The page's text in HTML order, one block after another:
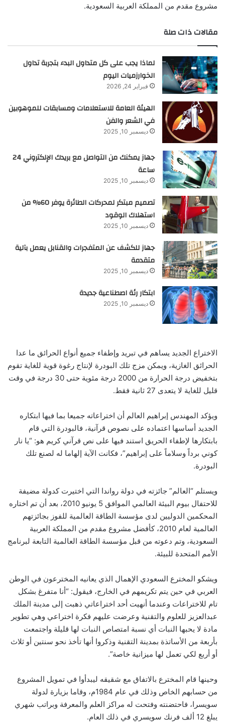
مشروع مقدم من المملكة العربية السعودية.
مقالات ذات صلة
لماذا يجب على كل متداول البدء بتجربة تداول
الخوارزميات اليوم
فبراير 24, 2026
الهيئة العامة للاستعلامات ومسابقات للموهوبين
في الشعر والفن
ديسمبر 10, 2025
جهاز يمكنك من التواصل مع بريدك الإلكتروني 24
ساعة
ديسمبر 10, 2025
تصميم مبتكر لمحركات الطائرة يوفر 60% من
استهلاك الوقود
ديسمبر 10, 2025
جهاز للكشف عن المتفجرات والقنابل يعمل بآلية
متقدمة
ديسمبر 10, 2025
ابتكار رئة اصطناعية جديدة
ديسمبر 10, 2025
الاختراع الجديد يساهم في تبريد وإطفاء جميع أنواع الحرائق ما عدا
الحرائق الغازية، ويمكن مزج تلك البودرة لإنتاج رغوة قوية للغاية تقوم
بتخفيض درجة الحرارة من 2000 درجة مئوية حتى 30 درجة في وقت
قليل للغاية لا يتعدى 27 ثانية فقط.
ويؤكد المهندس إبراهيم العالم أن اختراعاته جميعا بما فيها ابتكاره
الجديد أساسها اعتماده على نصوص قرآنية، فالبودرة التي قام
بابتكارها لإطفاء الحريق استند فيها على نص قرآني كريم هو: “يا نار
كوني برداً وسلاماً على إبراهيم”، فكانت الآية إلهاما له لصنع تلك
البودرة.
ويستلم “العالم” جائزته في دولة رواندا التي اختيرت كدولة مضيفة
للاحتفال بيوم البيئة العالمي الموافق 5 يونيو 2010، بعد أن تم اختاره
المحكمين الدوليين لدى مؤسسة الطاقة العالمية للفوز بجائزتهم
العالمية لعام 2010، كأفضل مشروع مقدم من المملكة العربية
السعودية، وتم دعوته من قبل مؤسسة الطاقة العالمية التابعة لبرنامج
الأمم المتحدة للبيئة.
ويشكو المخترع السعودي الإهمال الذي يعانيه المخترعون في الوطن
العربي في حين يتم تكريمهم في الخارج، فيقول: “أنا متفرغ بشكل
تام للاختراعات وعندما أنهيت أحد اختراعاتي ذهبت إلى مدينة الملك
عبدالعزيز للعلوم والتقنية وعرضت عليهم فكرة اختراعي وهي تطوير
مادة لا يحبها النبات أي نسبة امتصاص النبات لها قليلة واجتمعت
بأربعة من الأساتذة بمدينة التقنية وذكروا أنها تأخذ نحو سنتين أو ثلاث
أو أربع لكي تعمل لها ميزانية خاصة”.
وحينها قام المخترع بالاتفاق مع شقيقه ليبدأوا في تمويل المشروع
من حسابهم الخاص وذلك في عام 1984م، وقاما بزيارة لدولة
سويسرا، فاحتضنته وفتحت له مراكز العلم والمعرفة وبراتب شهري
يبلغ 12 ألف فرنك سويسري في ذلك العام.